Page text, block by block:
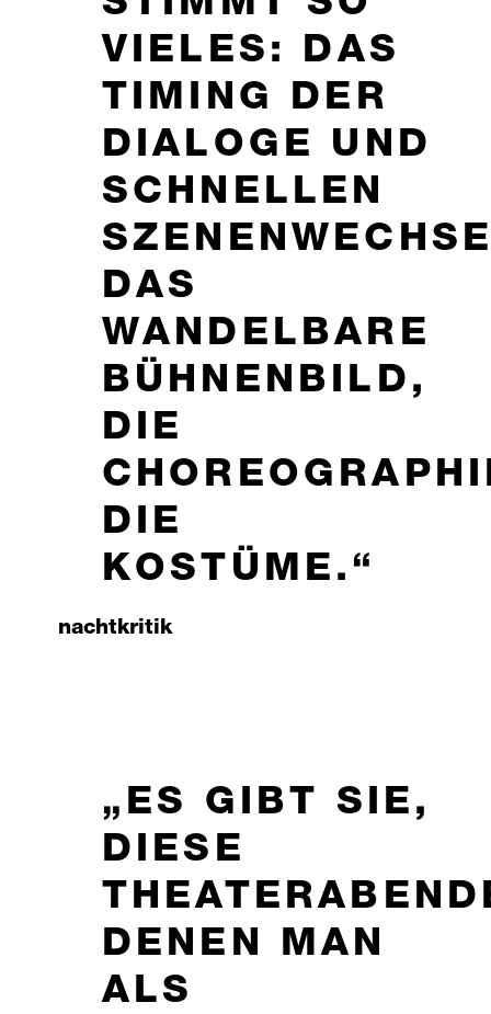
VIELES: DAS
TIMING DER
DIALOGE UND
SCHNELLEN
DAS
WANDELBARE
BÜHNENBILD,
DIE
DIE
KOSTÜME.
nachtkritik
ES GIBT SIE,
DIESE
DENEN MAN
ALS